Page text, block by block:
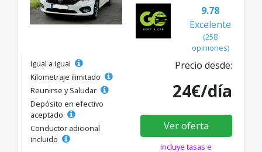
9.78
Excelente
(258
opiniones)
Igual a igual
Kilometraje ilimitado
Reunirse y Saludar
Depósito en efectivo
aceptado
Conductor adicional
incluido
Precio desde:
24€/día
Ver oferta
Incluye tasas e